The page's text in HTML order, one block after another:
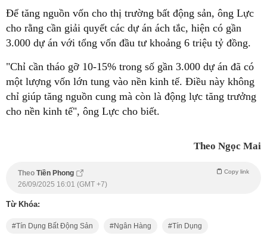
Để tăng nguồn vốn cho thị trường bất động sản, ông Lực
cho rằng cần giải quyết các dự án ách tắc, hiện có gần
3.000 dự án với tổng vốn đầu tư khoảng 6 triệu tỷ đồng.
"Chỉ cần tháo gỡ 10-15% trong số gần 3.000 dự án đã có
một lượng vốn lớn tung vào nền kinh tế. Điều này không
chỉ giúp tăng nguồn cung mà còn là động lực tăng trưởng
cho nền kinh tế", ông Lực cho biết.
Theo Ngọc Mai
Theo Tiền Phong Copy link
26/09/2025 16:01 (GMT +7)
Từ Khóa:
Tín Dụng Bất Động Sản Ngân Hàng Tín Dụng